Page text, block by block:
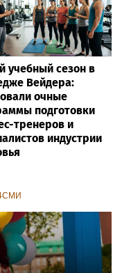
учебный сезон в
Вейдера:
очные
подготовки
тренеров и
индустрии